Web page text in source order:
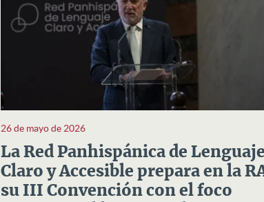
26 de mayo de 2026
La Red Panhispánica de Lenguaje
Claro y Accesible prepara en la
su III Convención con el foco